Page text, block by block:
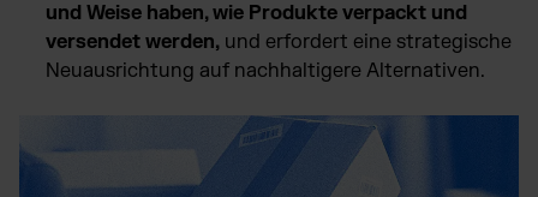
und Weise haben, wie Produkte verpackt und
versendet werden, und erfordert eine strategische
Neuausrichtung auf nachhaltigere Alternativen.